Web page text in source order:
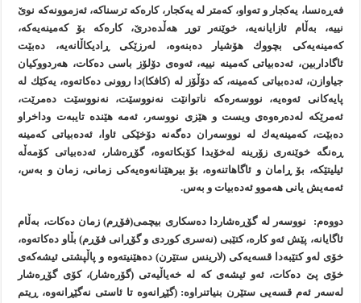
فه‌ڕه‌نسا، یه‌كجار و ته‌واو، كه‌متر له‌ یه‌كجار، كاره‌كه‌ ترسناكه‌، ئه‌زموونه‌كه‌ نوێ
نییه‌، به‌ڵام ئازایانه‌یه‌، خوێنه‌ر توڕ هه‌ڵده‌درێ، كاره‌كه‌ بۆ كه‌مینه‌یه‌كه‌،
كه‌مینه‌یه‌كی بچووك هۆشیار ده‌بنه‌وه‌، له‌رزێكی ڕادیكاڵانه‌یه‌، ده‌بێت
ئاگاداربین، ئه‌ده‌بیاتی كه‌مینه‌ نییه‌، ئه‌وه‌ی دۆلۆز باسی ده‌كات، هه‌ردووكیان
جیاوازن، ئه‌ده‌بیاتی كه‌مینه‌، كه‌ دۆڵۆز له‌ (كافكا)دا روونی ده‌كاته‌وه‌، یه‌كێك له‌
پایه‌كانی ئه‌وه‌یه‌، نووسه‌ره‌كه‌ ناتوانێت نه‌نووسێت، نه‌نووسێت ده‌مرێت،
ئه‌مرێكه‌ له‌ده‌ره‌وه‌ی ویست و هێزی نووسه‌ر، ئه‌مه‌ هێنده‌ تایبه‌ت وداخراو
ده‌بێت، كه‌مینه‌یه‌ك له‌ نووسه‌ران ده‌گه‌نه‌ دۆخێكی ئاوا، ئه‌ده‌بیاتی كه‌مینه‌
ڕه‌نگه‌ خوێنه‌ری زۆرینه‌ له‌خۆیدا كۆبكاته‌وه‌، گۆڕه‌شار، ئه‌ده‌بیاتی كۆمه‌ڵه‌
ئیلیتێكه‌، بۆ ڕامان و ئاگاهاتنه‌وه‌، بۆ بیرهێنانه‌وه‌یه‌كی زمانی، زمان و به‌س،
ئه‌مه‌یش یانی هه‌موو ئه‌ده‌بیات و به‌س.
دووه‌م: نووسه‌ر له‌ گۆڕه‌شاردا ده‌سكاری بیچمی(فۆڕم) زمان ده‌كات، به‌ڵام
ئاگایانه‌، پێش ئه‌و كاره‌، كتێبی (نه‌سری كوردی و گۆڕانی فۆڕم) بڵاو ده‌كاته‌وه‌،
خۆی له‌و كتێبه‌دا قسه‌یه‌كی (لارینس ستێرن) ده‌هێنیته‌وه‌ و پاڵپشتی ئیشه‌كه‌ی
خۆی پێ ده‌كات، ئه‌و ئیشه‌ی كه‌ له‌ خه‌یاڵیه‌تی (گۆره‌شار)، كۆی گۆڕه‌شار
له‌سه‌ر ئه‌م قسه‌یی ستێرن بنیاتنراوه‌: (گێڕانه‌وه‌ تا ئاستی نه‌گێڕانه‌وه‌، ڕیتم